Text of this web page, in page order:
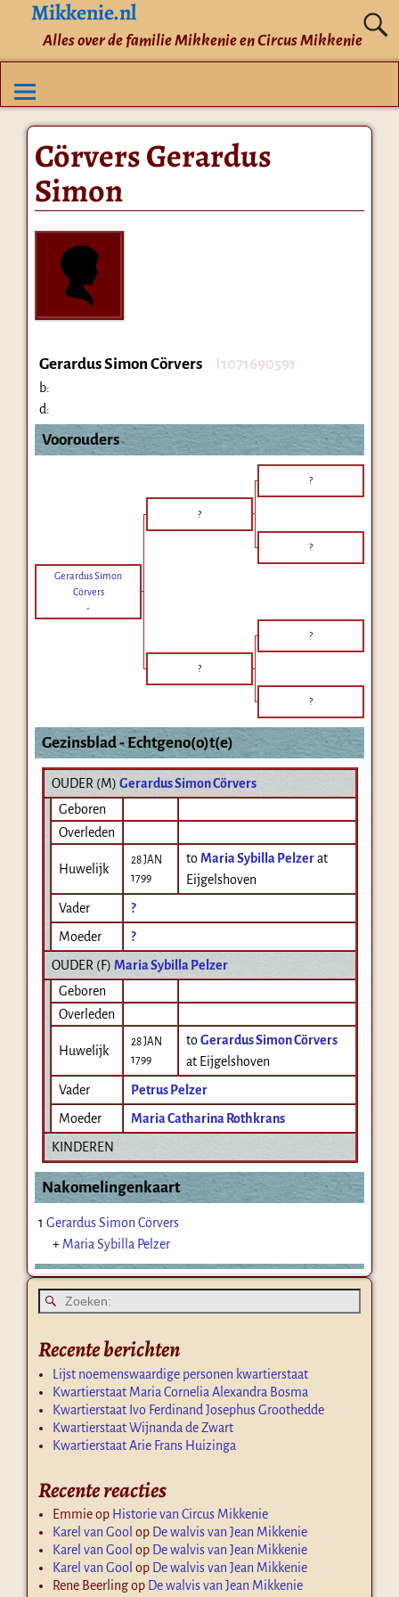
Mikkenie.nl
Alles over de familie Mikkenie en Circus Mikkenie
Cörvers Gerardus
Simon
Gerardus Simon Cörvers I1071690591
b:
d:
Voorouders
?
?
?
Gerardus Simon
Cörvers
-
?
?
?
Gezinsblad - Echtgeno(o)t(e)
OUDER (M) Gerardus Simon Cörvers
Geboren
Overleden
Huwelijk
28 JAN
1799
toMaria Sybilla Pelzer at
Eijgelshoven
Vader
?
Moeder
?
OUDER (F) Maria Sybilla Pelzer
Geboren
Overleden
Huwelijk
28 JAN
1799
toGerardus Simon Cörvers
at Eijgelshoven
Vader
Petrus Pelzer
Moeder
Maria Catharina Rothkrans
KINDEREN
Nakomelingenkaart
1 Gerardus Simon Cörvers
+ Maria Sybilla Pelzer
Recente berichten
Lijst noemenswaardige personen kwartierstaat
Kwartierstaat Maria Cornelia Alexandra Bosma
Kwartierstaat Ivo Ferdinand Josephus Groothedde
Kwartierstaat Wijnanda de Zwart
Kwartierstaat Arie Frans Huizinga
Recente reacties
Emmieop Historie van Circus Mikkenie
Karel van Gool op De walvis van Jean Mikkenie
Karel van Gool op De walvis van Jean Mikkenie
Karel van Gool op De walvis van Jean Mikkenie
Rene Beerlingop De walvis van Jean Mikkenie